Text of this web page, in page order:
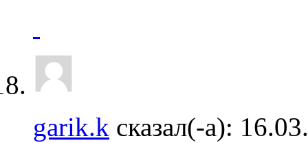
garik.k сказал(-а):